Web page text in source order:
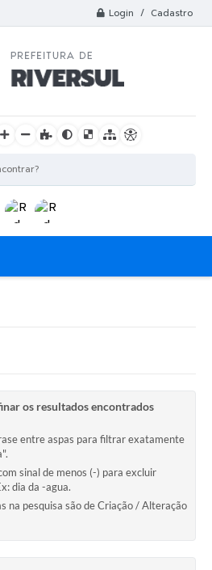
Login / Cadastro
os resultados encontrados
entre aspas para filtrar exatamente
sinal de menos (-) para excluir
dia da -agua.
na pesquisa são de Criação / Alteração